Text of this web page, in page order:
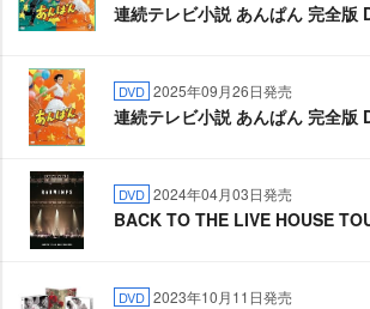
連続テレビ小説 あんぱん 完全版
DVD 2025年09月26日発売
連続テレビ小説 あんぱん 完全版
DVD 2024年04月03日発売
BACK TO THE LIVE HOUSE
DVD 2023年10月11日発売